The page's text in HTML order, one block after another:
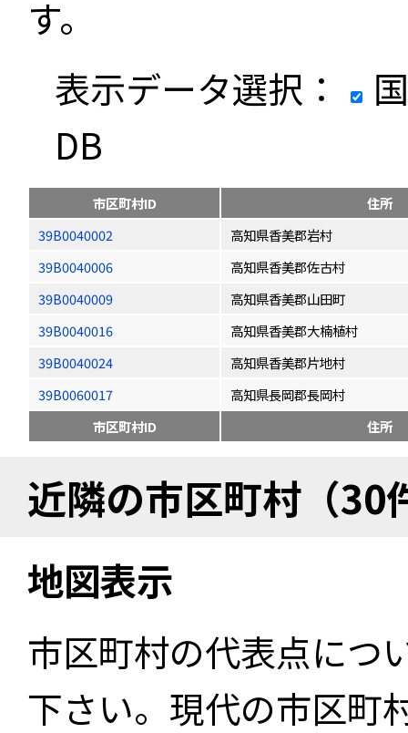
す。
表示データ選択：
DB
市区町村ID
住所
39B0040002
高知県香美郡岩村
39B0040006
高知県香美郡佐古村
39B0040009
高知県香美郡山田町
39B0040016
高知県香美郡大楠植村
39B0040024
高知県香美郡片地村
39B0060017
高知県長岡郡長岡村
市区町村ID
住所
近隣の市区町村（30
地図表示
市区町村の代表点につ
下さい。現代の市区町